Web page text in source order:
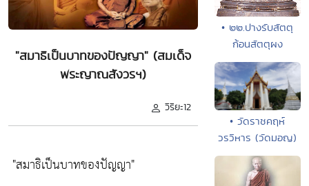
"สมาธิเป็นบาทของปัญญา" (สมเด็จ
พระญาณสังวรฯ)
วิริยะ12
"สมาธิเป็นบาทของปัญญา"
• ๒๒.ปางรับสัตตุ
ก้อนสัตตุผง
• วัดราชคฤห์
วรวิหาร (วัดมอญ)